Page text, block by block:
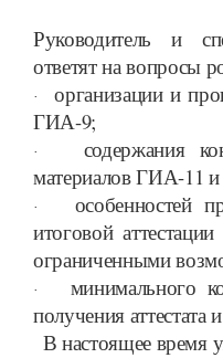
Руководитель и
ответят на вопросы
·
организации и
ГИА-9;
·
содержания
материалов ГИА-11
·
особенностей
итоговой
ограниченными
·
минимального
получения аттестата
В настоящее время